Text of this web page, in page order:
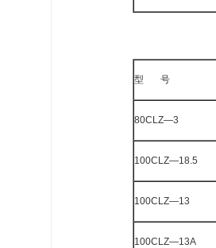
型 号
80CLZ—3
100CLZ—18.5
100CLZ—13
100CLZ—13A